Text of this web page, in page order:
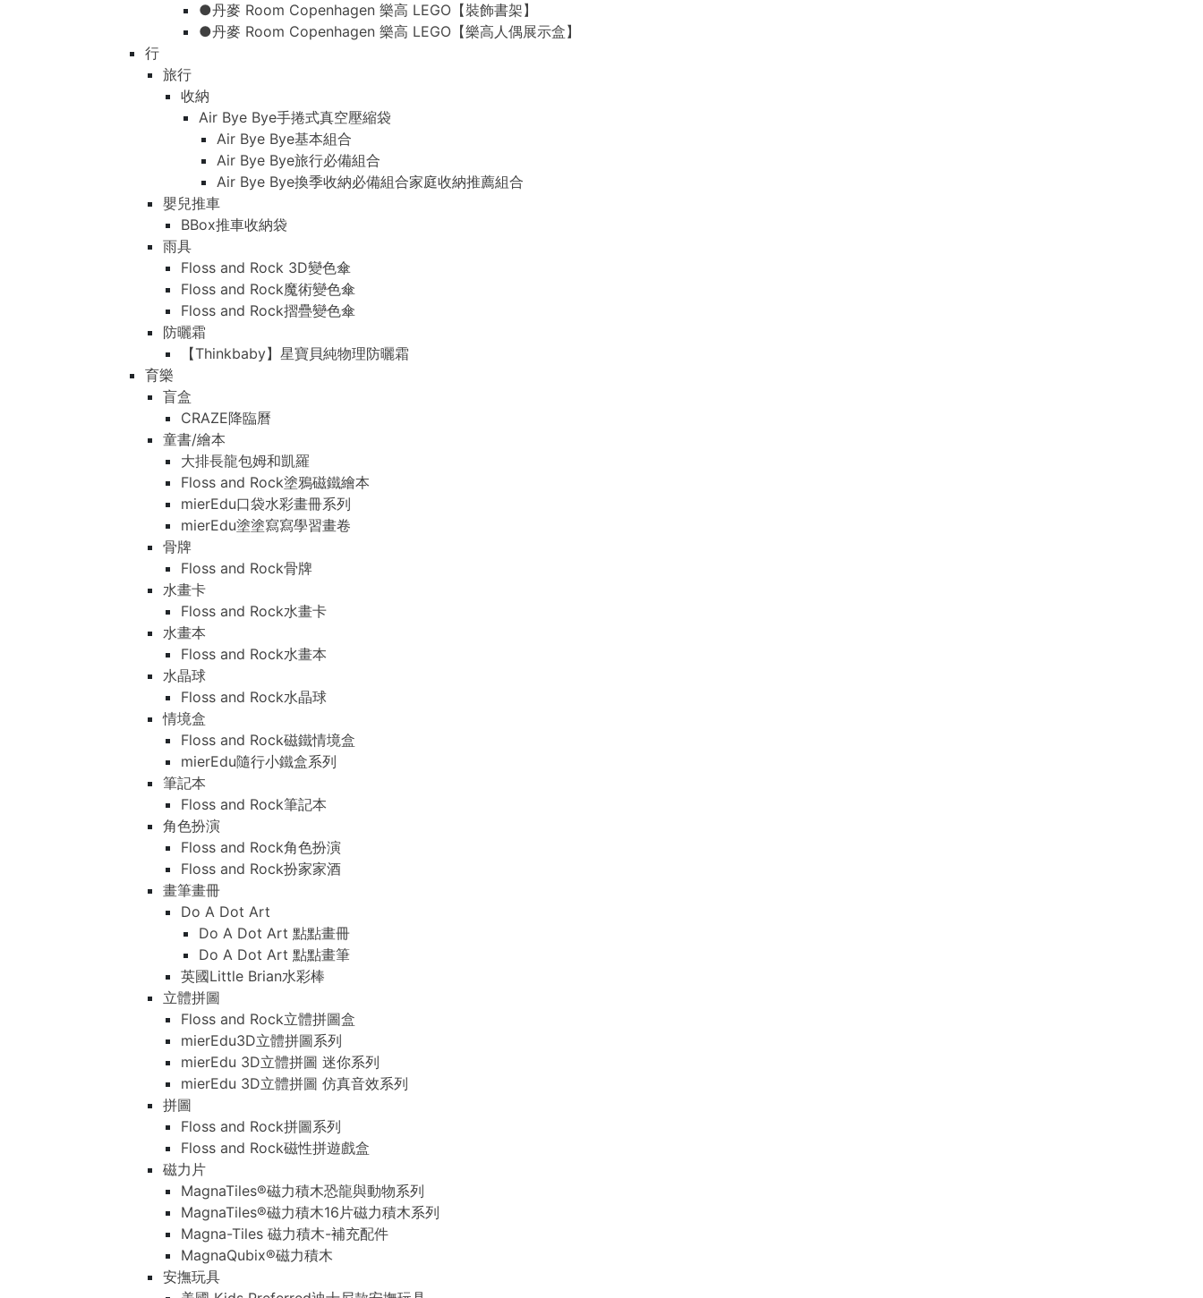
●丹麥 Room Copenhagen 樂高 LEGO【裝飾書架】
●丹麥 Room Copenhagen 樂高 LEGO【樂高人偶展示盒】
行
旅行
收納
Air Bye Bye手捲式真空壓縮袋
Air Bye Bye基本組合
Air Bye Bye旅行必備組合
Air Bye Bye換季收納必備組合家庭收納推薦組合
嬰兒推車
BBox推車收納袋
雨具
Floss and Rock 3D變色傘
Floss and Rock魔術變色傘
Floss and Rock摺疊變色傘
防曬霜
【Thinkbaby】星寶貝純物理防曬霜
育樂
盲盒
CRAZE降臨曆
童書/繪本
大排長龍包姆和凱羅
Floss and Rock塗鴉磁鐵繪本
mierEdu口袋水彩畫冊系列
mierEdu塗塗寫寫學習畫卷
骨牌
Floss and Rock骨牌
水畫卡
Floss and Rock水畫卡
水畫本
Floss and Rock水畫本
水晶球
Floss and Rock水晶球
情境盒
Floss and Rock磁鐵情境盒
mierEdu隨行小鐵盒系列
筆記本
Floss and Rock筆記本
角色扮演
Floss and Rock角色扮演
Floss and Rock扮家家酒
畫筆畫冊
Do A Dot Art
Do A Dot Art 點點畫冊
Do A Dot Art 點點畫筆
英國Little Brian水彩棒
立體拼圖
Floss and Rock立體拼圖盒
mierEdu3D立體拼圖系列
mierEdu 3D立體拼圖 迷你系列
mierEdu 3D立體拼圖 仿真音效系列
拼圖
Floss and Rock拼圖系列
Floss and Rock磁性拼遊戲盒
磁力片
MagnaTiles®磁力積木恐龍與動物系列
MagnaTiles®磁力積木16片磁力積木系列
Magna-Tiles 磁力積木-補充配件
MagnaQubix®磁力積木
安撫玩具